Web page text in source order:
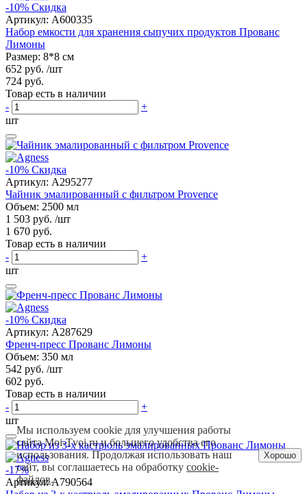
-10% Скидка
Артикул: A600335
Набор емкости для хранения сыпучих продуктов Прованс
Лимоны
Размер: 8*8 см
652 руб. /шт
724 руб.
Товар есть в наличии
-
+
шт
-10% Скидка
Артикул: A295277
Чайник эмалированный с фильтром Provence
Объем: 2500 мл
1 503 руб. /шт
1 670 руб.
Товар есть в наличии
-
+
шт
-10% Скидка
Артикул: A287629
Френч-пресс Прованс Лимоны
Объем: 350 мл
542 руб. /шт
602 руб.
Товар есть в наличии
-
+
шт
-17%
Артикул:A790564
Мы используем cookie для улучшения работы
сайта Moi-Tvoi.ru и большего удобства его
использования. Продолжая использовать наш
сайт, вы соглашаетесь на обработкуcookie-
файлов.
Хорошо